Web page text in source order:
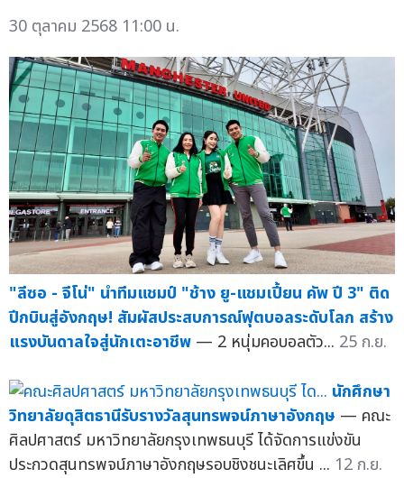
30 ตุลาคม 2568 11:00 น.
"ลีซอ - จีโน่" นำทีมแชมป์ "ช้าง ยู-แชมเปี้ยน คัพ ปี 3" ติด
ปีกบินสู่อังกฤษ! สัมผัสประสบการณ์ฟุตบอลระดับโลก สร้าง
แรงบันดาลใจสู่นักเตะอาชีพ — 2 หนุ่มคอบอลตัว... 25 ก.ย.
นักศึกษา
วิทยาลัยดุสิตธานีรับรางวัลสุนทรพจน์ภาษาอังกฤษ — คณะ
ศิลปศาสตร์ มหาวิทยาลัยกรุงเทพธนบุรี ได้จัดการแข่งขัน
ประกวดสุนทรพจน์ภาษาอังกฤษรอบชิงชนะเลิศขึ้น ... 12 ก.ย.